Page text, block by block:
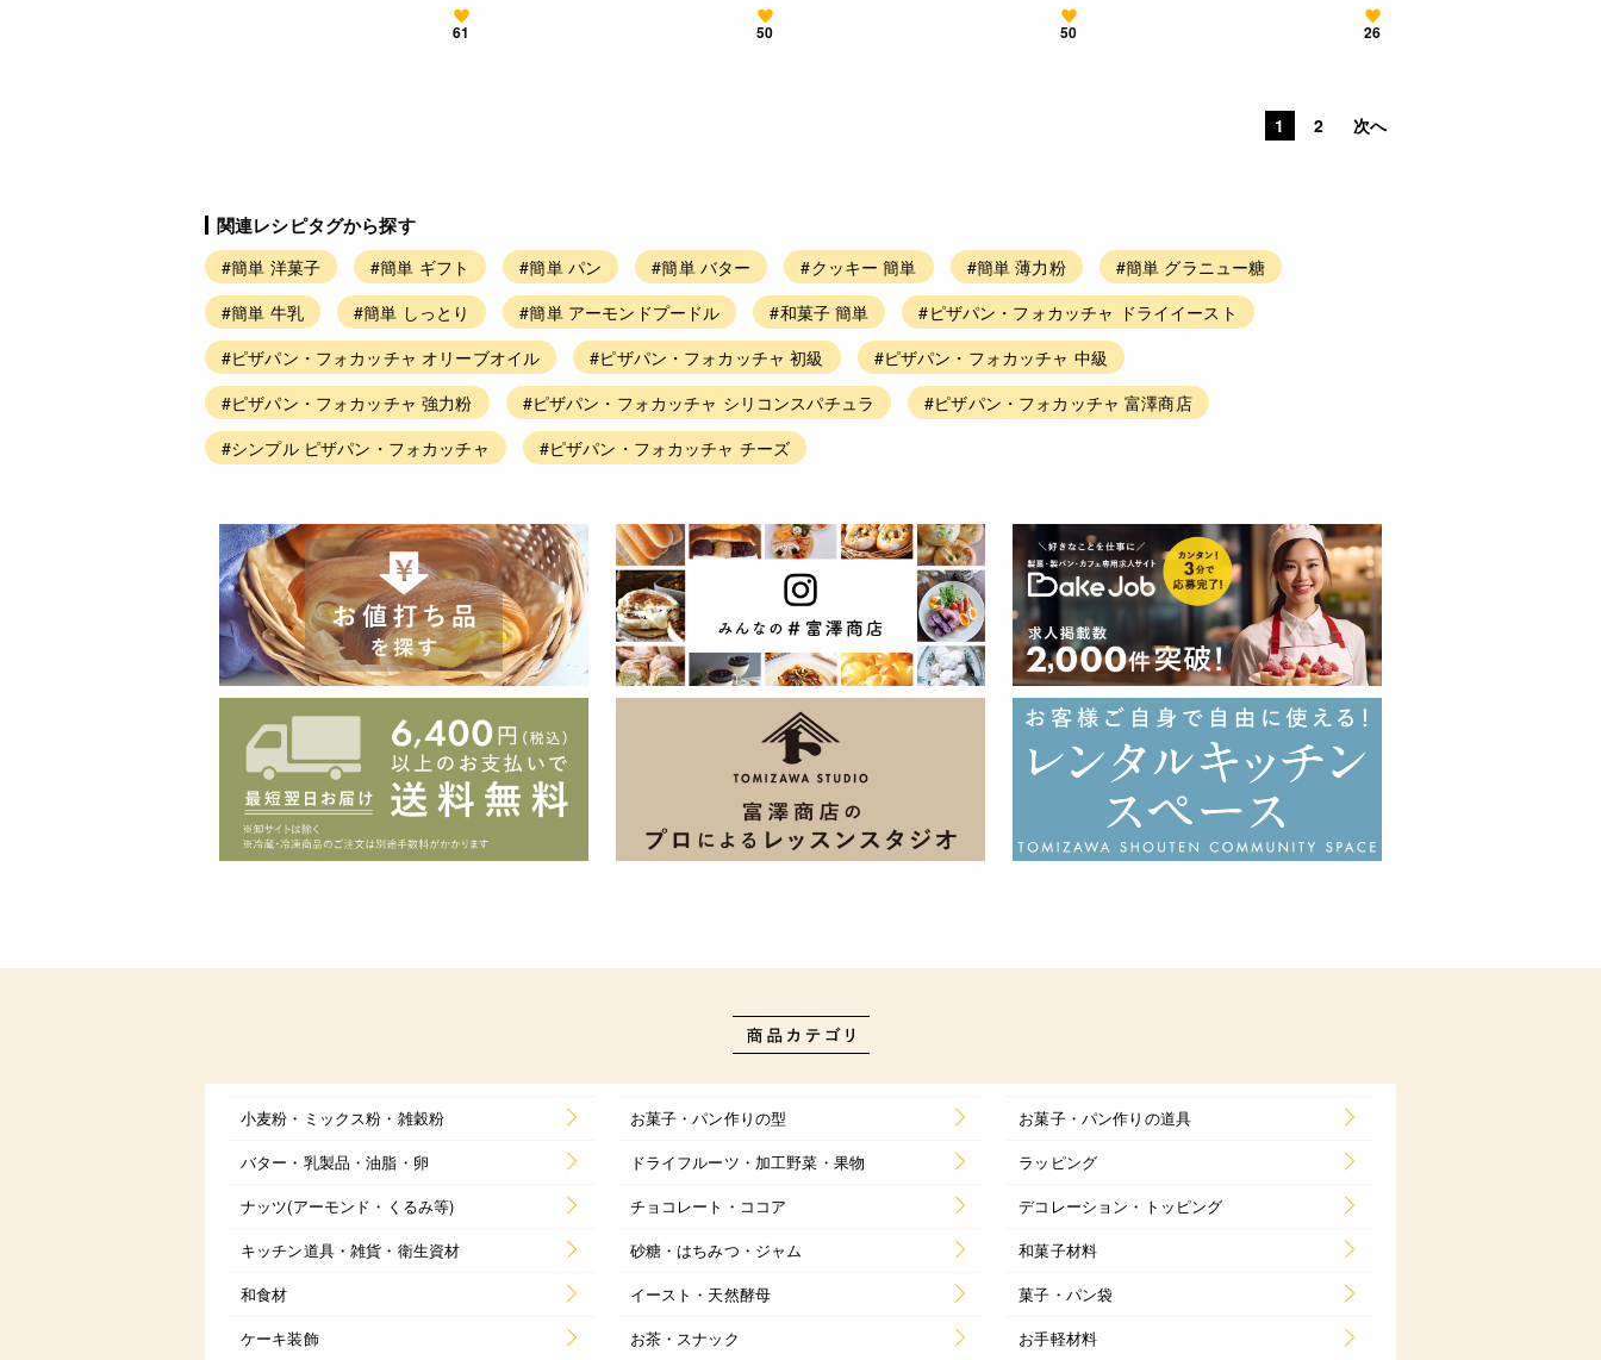
61 50 50 26
1 2 次へ
関連レシピタグから探す
#簡単 洋菓子 #簡単 ギフト #簡単 パン #簡単 バター #クッキー 簡単 #簡単 薄力粉
#簡単 グラニュー糖
#簡単 牛乳
#簡単 しっとり #簡単 アーモンドプードル #和菓子 簡単
#ピザパン・フォカッチャ ドライイースト
#ピザパン・フォカッチャ オリーブオイル
#ピザパン・フォカッチャ 初級
#ピザパン・フォカッチャ 中級
#ピザパン・フォカッチャ 強力粉
#ピザパン・フォカッチャ シリコンスパチュラ
#ピザパン・フォカッチャ 富澤商店
#シンプル ピザパン・フォカッチャ
#ピザパン・フォカッチャ チーズ
小麦粉・ミックス粉・雑穀粉 お菓子・パン作りの型
お菓子・パン作りの道具
バター・乳製品・油脂・卵
ドライフルーツ・加工野菜・果物
ラッピング
ナッツ(アーモンド・くるみ等)
チョコレート・ココア
デコレーション・トッピング
キッチン道具・雑貨・衛生資材
砂糖・はちみつ・ジャム
和菓子材料
和食材
イースト・天然酵母
菓子・パン袋
ケーキ装飾
お茶・スナック お手軽材料